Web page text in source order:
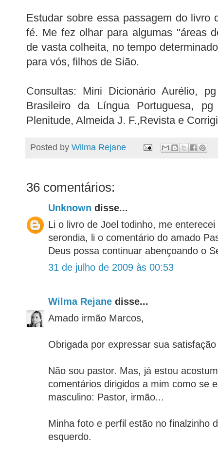
Estudar sobre essa passagem do livro
fé. Me fez olhar para algumas "áreas
de vasta colheita, no tempo
para vós, filhos de Sião.
Consultas: Mini Dicionário Aurélio,
Brasileiro da Língua Portuguesa,
Plenitude, Almeida J. F.,Revista e
Posted by Wilma Rejane
36 comentários:
Unknown disse...
Li o livro de Joel todinho, me
serondia, li o comentário do amado
Deus possa continuar abençoando o
31 de julho de 2009 às 00:53
Wilma Rejane disse...
Amado irmão Marcos,
Obrigada por expressar sua
Não sou pastor. Mas, já estou
comentários dirigidos a mim como se
masculino: Pastor, irmão...
Minha foto e perfil estão no finalzinho
esquerdo.